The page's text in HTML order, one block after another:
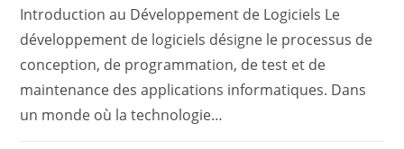
Introduction au Développement de Logiciels Le
développement de logiciels désigne le processus de
conception, de programmation, de test et de
maintenance des applications informatiques. Dans
un monde où la technologie…